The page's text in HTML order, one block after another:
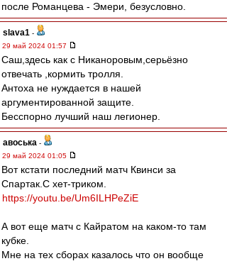
после Романцева - Эмери, безусловно.
slava1 -
29 май 2024 01:57
Саш,здесь как с Никаноровым,серьёзно
отвечать ,кормить тролля.
Антоха не нуждается в нашей
аргументированной защите.
Бесспорно лучший наш легионер.
авоська -
29 май 2024 01:05
Вот кстати последний матч Квинси за
Спартак.С хет-триком.
https://youtu.be/Um6ILHPeZiE
А вот еще матч с Кайратом на каком-то там
кубке.
Мне на тех сборах казалось что он вообще